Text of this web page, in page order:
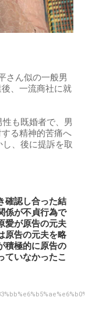
さん似の一般男
、一流商社に就
も既婚者で、男
る精神的苦痛へ
、後に提訴を取
確認し合った結
係が不貞行為で
愛が原告の元夫
原告の元夫を略
積極的に原告の
ていなかったこ